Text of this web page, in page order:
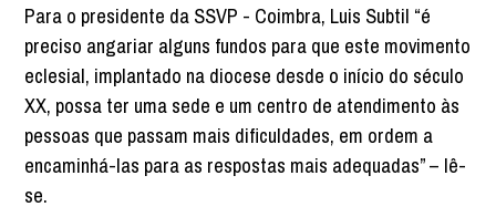
Para o presidente da SSVP - Coimbra, Luis Subtil “é
preciso angariar alguns fundos para que este movimento
eclesial, implantado na diocese desde o início do século
XX, possa ter uma sede e um centro de atendimento às
pessoas que passam mais dificuldades, em ordem a
encaminhá-las para as respostas mais adequadas” – lê-
se.